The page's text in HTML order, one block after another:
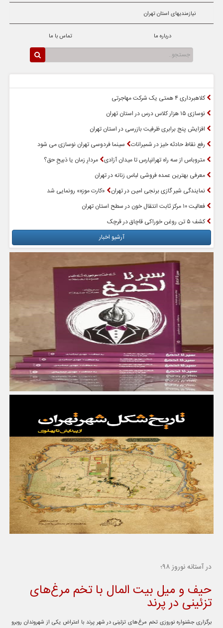
نیازمندیهای استان تهران
درباره ما تماس با ما
کلاهبرداری ۴ همتی یک شرکت مهاجرتی
نوسازی ۱۵ هزار کلاس درس در استان تهران
افزایش پنج برابری ظرفیت بازرسی در استان تهران
رفع نقاط حادثه خیز در شمیرانات
سینما فردوسی تهران نوسازی می شود
متروباس از سه راه تهرانپارس تا میدان آزادی مردارِ زمان یا ذبیحِ حق؟
معرفی بهترین عمده فروشی لباس زنانه در تهران
نمایندگی شیر گازی برنجی امین در تهران
«کارت موزه» رونمایی شد
فعالیت ۱۰ مرکز ثابت انتقال خون در سطح استان تهران
کشف ۵ تن روغن خوراکی قاچاق در قرچک
آرشیو اخبار
در آستانه نوروز ۹۸؛
حیف و میل بیت المال با تخم مرغ‌های
تزئینی در پرند
برگزاری جشنواره نوروزی تخم مرغ‌های تزئینی در شهر پرند با اعتراض یکی از شهروندان روبرو